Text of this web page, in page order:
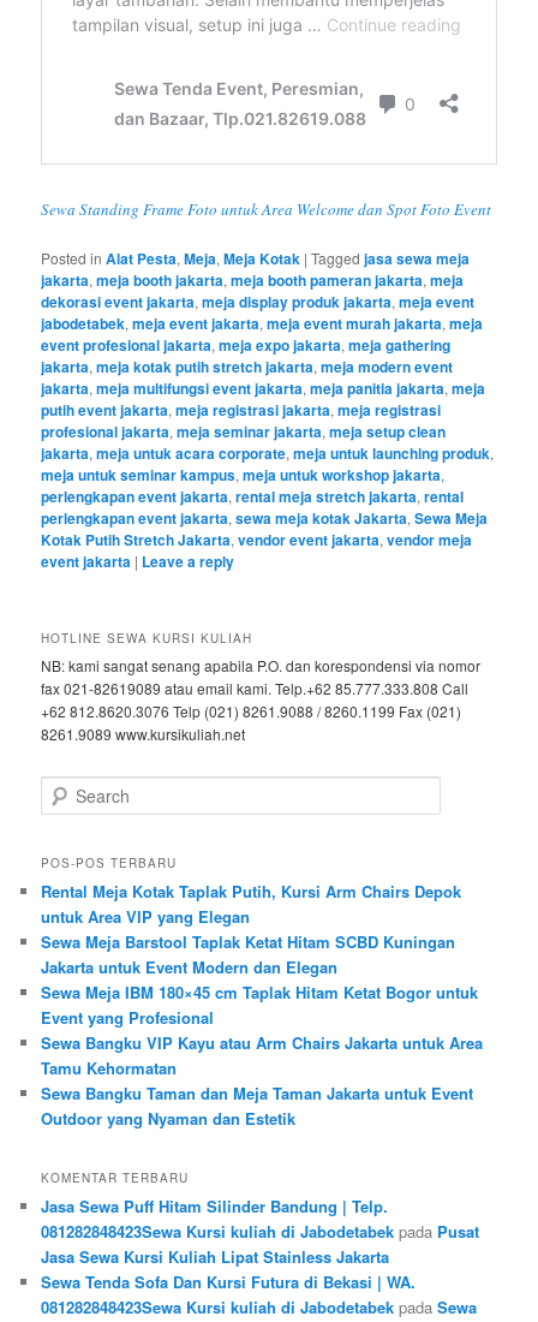
Sewa Standing Frame Foto untuk Area Welcome dan Spot Foto Event
Posted in Alat Pesta,Meja,Meja Kotak |Tagged jasa sewa meja
jakarta,meja booth jakarta,meja booth pameran jakarta,meja
dekorasi event jakarta,meja display produk jakarta,meja event
jabodetabek,meja event jakarta,meja event murah jakarta,meja
event profesional jakarta,meja expo jakarta,meja gathering
jakarta,meja kotak putih stretch jakarta,meja modern event
jakarta,meja multifungsi event jakarta,meja panitia jakarta,meja
putih event jakarta,meja registrasi jakarta,meja registrasi
profesional jakarta,meja seminar jakarta,meja setup clean
jakarta,meja untuk acara corporate,meja untuk launching produk,
meja untuk seminar kampus,meja untuk workshop jakarta,
perlengkapan event jakarta,rental meja stretch jakarta,rental
perlengkapan event jakarta,sewa meja kotak Jakarta,Sewa Meja
Kotak Putih Stretch Jakarta,vendor event jakarta,vendor meja
event jakarta | Leave a reply
HOTLINE SEWA KURSI KULIAH
NB: kami sangat senang apabila P.O. dan korespondensi via nomor
fax 021-82619089 atau email kami. Telp.+62 85.777.333.808 Call
+62 812.8620.3076 Telp (021) 8261.9088 / 8260.1199 Fax (021)
8261.9089 www.kursikuliah.net
Search
POS-POS TERBARU
Rental Meja Kotak Taplak Putih, Kursi Arm Chairs Depok
untuk Area VIP yang Elegan
Sewa Meja Barstool Taplak Ketat Hitam SCBD Kuningan
Jakarta untuk Event Modern dan Elegan
Sewa Meja IBM 180×45 cm Taplak Hitam Ketat Bogor untuk
Event yang Profesional
Sewa Bangku VIP Kayu atau Arm Chairs Jakarta untuk Area
Tamu Kehormatan
Sewa Bangku Taman dan Meja Taman Jakarta untuk Event
Outdoor yang Nyaman dan Estetik
KOMENTAR TERBARU
Jasa Sewa Puff Hitam Silinder Bandung | Telp.
081282848423Sewa Kursi kuliah di Jabodetabek pada Pusat
Jasa Sewa Kursi Kuliah Lipat Stainless Jakarta
Sewa Tenda Sofa Dan Kursi Futura di Bekasi | WA.
081282848423Sewa Kursi kuliah di Jabodetabek padaSewa